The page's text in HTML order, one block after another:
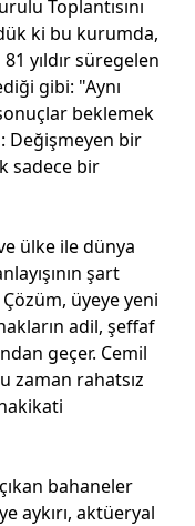
Toplantısını
ki bu kurumda,
yıldır süregelen
gibi: "Aynı
beklemek
Değişmeyen bir
sadece bir
ülke ile dünya
şart
üyeye yeni
adil, şeffaf
geçer. Cemil
zaman rahatsız
bahaneler
aykırı, aktüeryal